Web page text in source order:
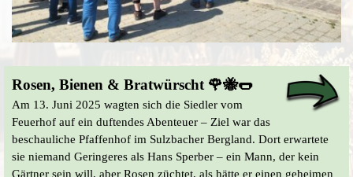
Rosen, Bienen & Bratwürscht 🌹🐝🌭
Am 13. Juni 2025 wagten sich die Siedler vom
Feuerhof auf ein duftendes Abenteuer – Ziel war das
beschauliche Pfaffenhof im Sulzbacher Bergland. Dort erwartete
sie niemand Geringeres als Hans Sperber – ein Mann, der kein
Gärtner sein will, aber Rosen züchtet, als hätte er einen geheimen